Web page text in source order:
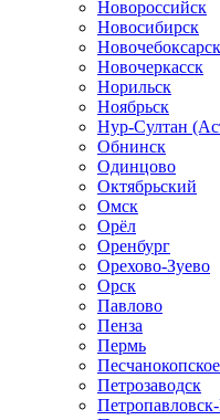
Новороссийск
Новосибирск
Новочебоксарск
Новочеркасск
Норильск
Ноябрьск
Нур-Султан
Обнинск
Одинцово
Октябрьский
Омск
Орёл
Оренбург
Орехово-Зуево
Орск
Павлово
Пенза
Пермь
Песчанокопское
Петрозаводск